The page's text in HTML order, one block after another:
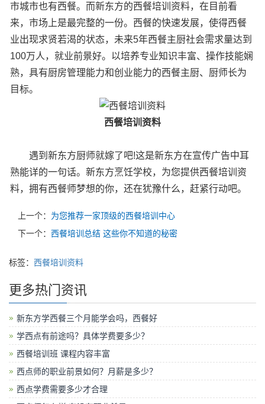
市城市也有西餐。而新东方的西餐培训资料，在目前看
来，市场上是最完整的一份。西餐的快速发展，使得西餐
业出现求贤若渴的状态，未来5年西餐主厨社会需求量达到
100万人，就业前景好。以培养专业知识丰富、操作技能娴
熟，具有厨房管理能力和创业能力的西餐主厨、厨师长为
目标。
西餐培训资料
遇到新东方厨师就嫁了吧!这是新东方在宣传广告中耳
熟能详的一句话。新东方烹饪学校，为您提供西餐培训资
料，拥有西餐师梦想的你，还在犹豫什么，赶紧行动吧。
上一个： 为您推荐一家顶级的西餐培训中心
下一个： 西餐培训总结 这些你不知道的秘密
标签： 西餐培训资料
更多热门资讯
新东方学西餐三个月能学会吗，西餐好
学西点有前途吗？具体学费要多少？
西餐培训班 课程内容丰富
西点师的职业前景如何？月薪是多少？
西点学费需要多少才合理